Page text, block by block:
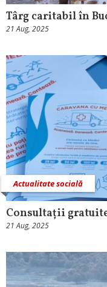
Târg caritabil în
21 Aug, 2025
Actualitate socială
Consultații
21 Aug, 2025